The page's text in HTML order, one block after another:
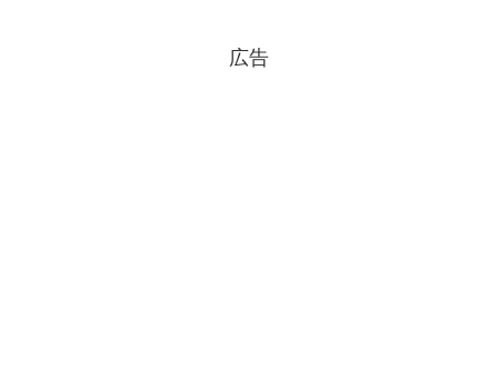
広告